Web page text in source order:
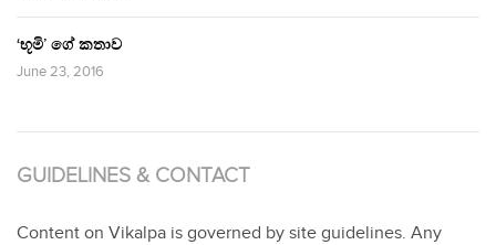
‘භූමි’ ගේ කතාව
June 23, 2016
GUIDELINES & CONTACT
Content on Vikalpa is governed by site guidelines. Any